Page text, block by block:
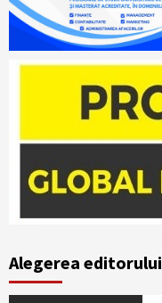
Alegerea editorului